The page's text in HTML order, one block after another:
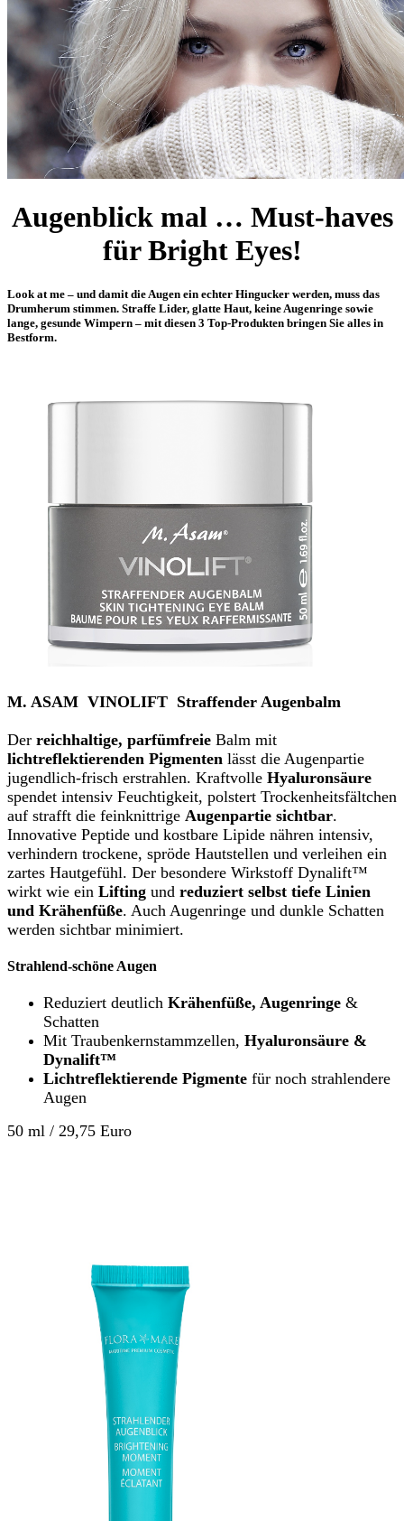
Augenblick mal … Must-haves
für Bright Eyes!
Look at me – und damit die Augen ein echter Hingucker werden, muss das
Drumherum stimmen. Straffe Lider, glatte Haut, keine Augenringe sowie
lange, gesunde Wimpern – mit diesen 3 Top-Produkten bringen Sie alles in
Bestform.
M. ASAM VINOLIFT Straffender Augenbalm
Der reichhaltige, parfümfreie Balm mit
lichtreflektierenden Pigmenten lässt die Augenpartie
jugendlich-frisch erstrahlen. Kraftvolle Hyaluronsäure
spendet intensiv Feuchtigkeit, polstert Trockenheitsfältchen
auf strafft die feinknittrige Augenpartie sichtbar.
Innovative Peptide und kostbare Lipide nähren intensiv,
verhindern trockene, spröde Hautstellen und verleihen ein
zartes Hautgefühl. Der besondere Wirkstoff Dynalift™
wirkt wie ein Lifting und reduziert selbst tiefe Linien
und Krähenfüße. Auch Augenringe und dunkle Schatten
werden sichtbar minimiert.
Strahlend-schöne Augen
Reduziert deutlich Krähenfüße, Augenringe &
Schatten
Mit Traubenkernstammzellen, Hyaluronsäure &
Dynalift™
Lichtreflektierende Pigmente für noch strahlendere
Augen
50 ml / 29,75 Euro